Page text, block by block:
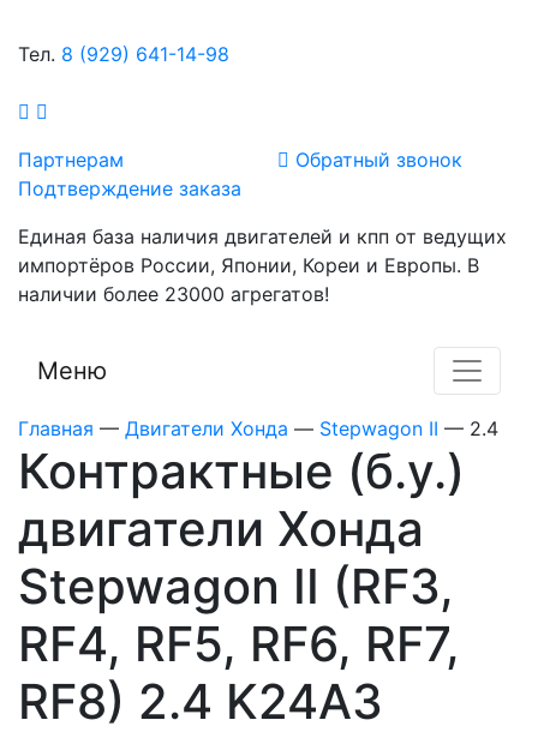
Тел. 8 (929) 641-14-98
Партнерам
Подтверждение заказа
Обратный звонок
Единая база наличия двигателей и кпп от ведущих
импортёров России, Японии, Кореи и Европы. В
наличии более 23000 агрегатов!
Меню
Главная — Двигатели Хонда — Stepwagon II — 2.4
Контрактные (б.у.)
двигатели Хонда
Stepwagon II (RF3,
RF4, RF5, RF6, RF7,
RF8) 2.4 K24A3